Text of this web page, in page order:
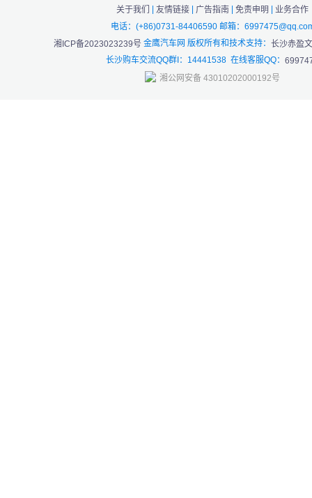
关于我们 | 友情链接 | 广告指南 | 免责申明 | 业务合作
电话：(+86)0731-84406590 邮箱：
湘ICP备2023023239号 金鹰汽车网 版权所有和技术支持： 长沙赤盈
长沙购车交流QQ群I：14441538 在线客服QQ：
湘公网安备 43010202000192号